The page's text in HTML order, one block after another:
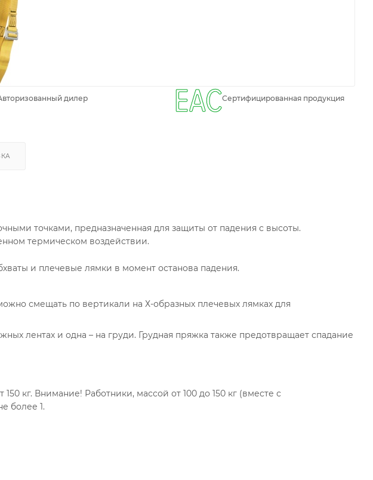
дилер Сертифицированная продукция
точками, предназначенная для защиты от падения с высоты.
термическом воздействии.
и плечевые лямки в момент останова падения.
смещать по вертикали на Х-образных плечевых лямках для
лентах и одна – на груди. Грудная пряжка также предотвращает спадание
кг. Внимание! Работники, массой от 100 до 150 кг (вместе с
более 1.